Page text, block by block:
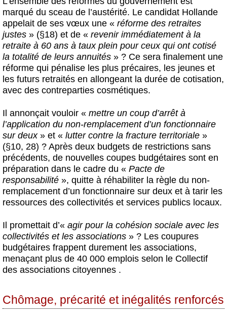
marqué du sceau de l’austérité. Le candidat Hollande
appelait de ses vœux une « réforme des retraites
justes » (§18) et de « revenir immédiatement à la
retraite à 60 ans à taux plein pour ceux qui ont cotisé
la totalité de leurs annuités » ? Ce sera finalement une
réforme qui pénalise les plus précaires, les jeunes et
les futurs retraités en allongeant la durée de cotisation,
avec des contreparties cosmétiques.
Il annonçait vouloir « mettre un coup d’arrêt à
l’application du non-remplacement d’un fonctionnaire
sur deux» et « lutter contre la fracture territoriale »
(§10, 28) ? Après deux budgets de restrictions sans
précédents, de nouvelles coupes budgétaires sont en
préparation dans le cadre du « Pacte de
responsabilité », quitte à réhabiliter la règle du non-
remplacement d’un fonctionnaire sur deux et à tarir les
ressources des collectivités et services publics locaux.
Il promettait d’« agir pour la cohésion sociale avec les
collectivités et les associations » ? Les coupures
budgétaires frappent durement les associations,
menaçant plus de 40 000 emplois selon le Collectif
des associations citoyennes .
Chômage, précarité et inégalités renforcés